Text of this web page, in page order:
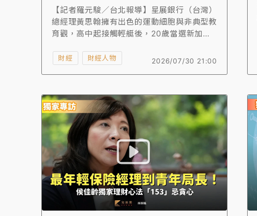
【記者羅元駿／台北報導】星展銀行（台灣）
總經理黃思翰擁有出色的運動細胞與非典型教
育觀，高中起接觸輕艇後，20歲當選新加坡
牌。他退役後轉進銀行業，迄今仍維持騎單
的投資比重，更直言「過度保險是種浪費」，
不過回到父親角色，他則開玩笑說只要天氣
好，就會幫孩子「請假去衝浪」，並自然的培
養孩子的好奇心與分析能力。
2026/07/30 21:00
財經 財經人物